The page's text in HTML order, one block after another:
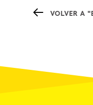
VOLVER A